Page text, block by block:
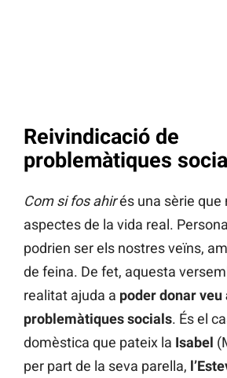
Reivindicació de
problemàtiques
Com si fos ahirés una sèrie que
aspectes de la vida real.
podrien ser els nostres veïns,
de feina. De fet, aquesta
realitat ajuda a poder donar veu
problemàtiques socials. És el
domèstica que pateix la Isabel
per part de la seva parella,